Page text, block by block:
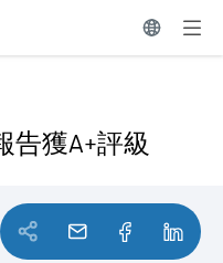
告獲A+評級